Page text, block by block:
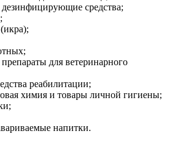
средства;
для ветеринарного
реабилитации;
химия и товары личной гигиены;
напитки.